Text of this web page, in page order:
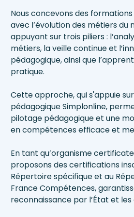
Nous concevons des
avec l’évolution des métiers du
appuyant sur trois piliers :
métiers, la veille continue et
pédagogique, ainsi que
pratique.
Cette approche, qui s'appuie
pédagogique Simplonline,
pilotage pédagogique et une
en compétences efficace et
En tant qu’organisme
proposons des certifications
Répertoire spécifique et au
France Compétences,
reconnaissance par l’État et